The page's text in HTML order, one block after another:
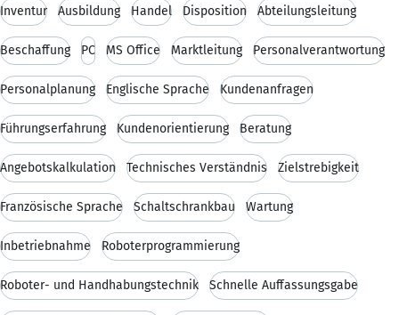
Inventur Ausbildung Handel Disposition Abteilungsleitung
Beschaffung PC MS Office Marktleitung Personalverantwortung
Personalplanung Englische Sprache Kundenanfragen
Führungserfahrung Kundenorientierung Beratung
Angebotskalkulation Technisches Verständnis Zielstrebigkeit
Französische Sprache Schaltschrankbau Wartung
Inbetriebnahme Roboterprogrammierung
Roboter- und Handhabungstechnik Schnelle Auffassungsgabe